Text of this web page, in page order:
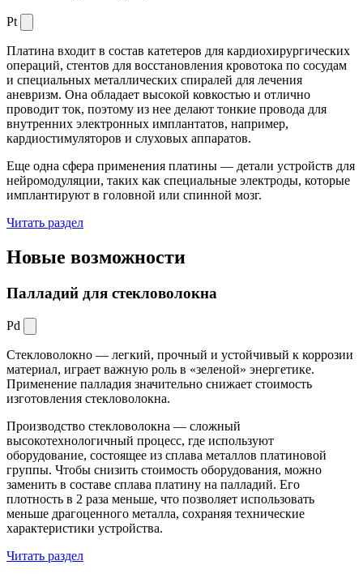
Pt
Платина входит в состав катетеров для кардиохирургических
операций, стентов для восстановления кровотока по сосудам
и специальных металлических спиралей для лечения
аневризм. Она обладает высокой ковкостью и отлично
проводит ток, поэтому из нее делают тонкие провода для
внутренних электронных имплантатов, например,
кардиостимуляторов и слуховых аппаратов.
Еще одна сфера применения платины — детали устройств для
нейромодуляции, таких как специальные электроды, которые
имплантируют в головной или спинной мозг.
Читать раздел
Новые возможности
Палладий для стекловолокна
Pd
Стекловолокно — легкий, прочный и устойчивый к коррозии
материал, играет важную роль в «зеленой» энергетике.
Применение палладия значительно снижает стоимость
изготовления стекловолокна.
Производство стекловолокна — сложный
высокотехнологичный процесс, где используют
оборудование, состоящее из сплава металлов платиновой
группы. Чтобы снизить стоимость оборудования, можно
заменить в составе сплава платину на палладий. Его
плотность в 2 раза меньше, что позволяет использовать
меньше драгоценного металла, сохраняя технические
характеристики устройства.
Читать раздел